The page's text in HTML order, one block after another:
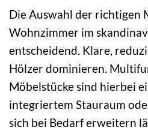
Die Auswahl der richtigen
Wohnzimmer im
entscheidend. Klare,
Hölzer dominieren.
Möbelstücke sind hierbei
integriertem Stauraum
sich bei Bedarf erweitern